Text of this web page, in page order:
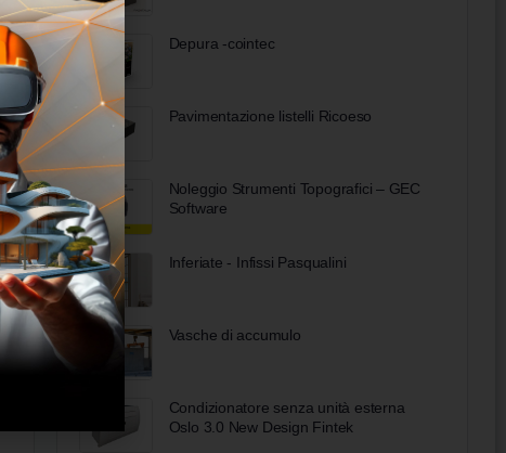
Depura -cointec
Pavimentazione listelli Ricoeso
Noleggio Strumenti Topografici – GEC
Software
Inferiate - Infissi Pasqualini
Vasche di accumulo
Condizionatore senza unità esterna ​
Oslo 3.0 New Design Fintek